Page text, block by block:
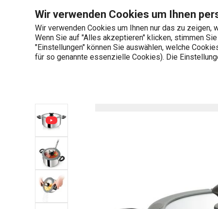
Wir verwenden Cookies um Ihnen
Wir verwenden Cookies um Ihnen nur das zu zeigen,
Wenn Sie auf "Alles akzeptieren" klicken, stimmen
"Einstellungen" können Sie auswählen, welche
für so genannte essenzielle Cookies). Die
Produktkategorien +436 703 082
Mo-Fr 08:00-16:00